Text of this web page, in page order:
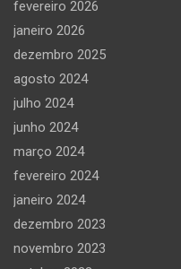
fevereiro 2026
janeiro 2026
dezembro 2025
agosto 2024
julho 2024
junho 2024
março 2024
fevereiro 2024
janeiro 2024
dezembro 2023
novembro 2023